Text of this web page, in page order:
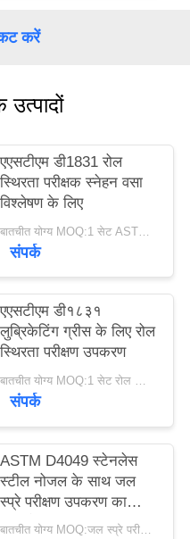
करें
एएसटीएम डी1831 रोल
स्थिरता परीक्षक स्नेहन वसा
विश्लेषण के लिए
बातचीत योग्य MOQ:1 सेट ASTM D1831 रोल स्थिरता परीक्षक
संपर्क
एएसटीएम डी१८३१
लुब्रिकेटिंग ग्रीस के लिए रोल
स्थिरता परीक्षण उपकरण
बातचीत योग्य MOQ:1 सेट रोल स्थिरता परीक्षण उपकरण
संपर्क
ASTM D4049 स्टेनलेस
स्टील नोजल के साथ जल
स्प्रे परीक्षण उपकरण का
प्रतिरोध
बातचीत योग्य MOQ:जल स्प्रे परीक्षण उपकरण के लिए 1 सेट प्रतिरोध